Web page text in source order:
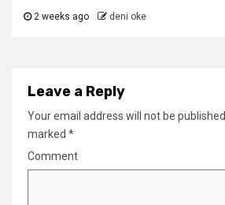
2 weeks ago deni oke
Leave a Reply
Your email address will not be published.
marked *
Comment